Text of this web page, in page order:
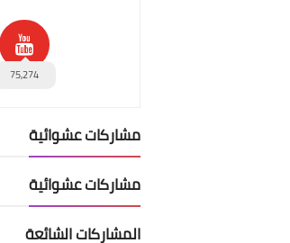
75,274
مشاركات عشوائية
مشاركات عشوائية
المشاركات الشائعة